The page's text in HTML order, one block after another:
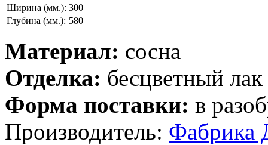
Ширина (мм.): 300
Глубина (мм.): 580
Материал: сосна
Отделка: бесцветный лак
Форма поставки: в
Производитель: Фабрика